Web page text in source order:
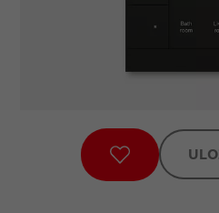
Možnost konfigurace